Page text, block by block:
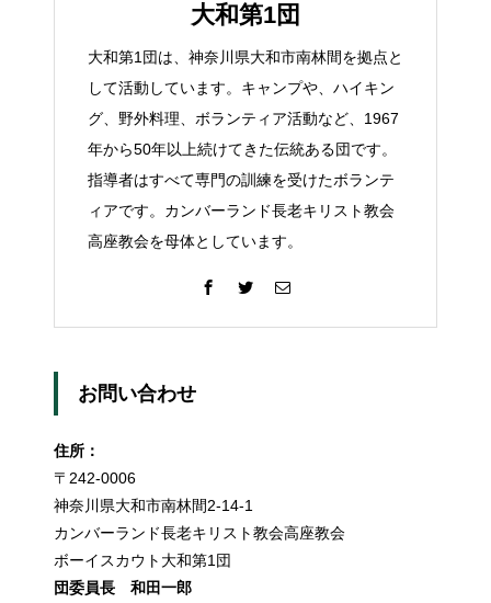
大和第1団
大和第1団は、神奈川県大和市南林間を拠点と
して活動しています。キャンプや、ハイキン
グ、野外料理、ボランティア活動など、1967
年から50年以上続けてきた伝統ある団です。
指導者はすべて専門の訓練を受けたボランテ
ィアです。カンバーランド長老キリスト教会
高座教会を母体としています。
お問い合わせ
住所：
〒242-0006
神奈川県大和市南林間2-14-1
カンバーランド長老キリスト教会高座教会
ボーイスカウト大和第1団
団委員長 和田一郎